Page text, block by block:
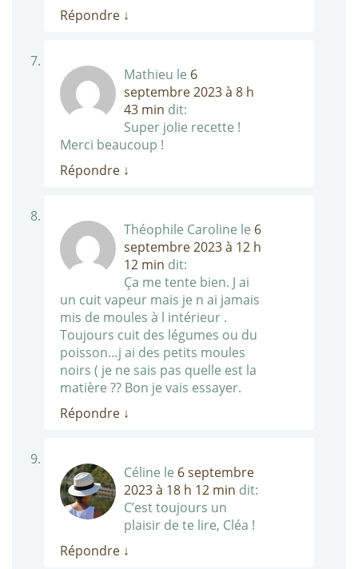
Répondre ↓
Mathieu le 6
septembre 2023 à 8 h
43 min dit:
Super jolie recette !
Merci beaucoup !
Répondre ↓
Théophile Caroline le 6
septembre 2023 à 12 h
12 min dit:
Ça me tente bien. J ai
un cuit vapeur mais je n ai jamais
mis de moules à l intérieur .
Toujours cuit des légumes ou du
poisson…j ai des petits moules
noirs ( je ne sais pas quelle est la
matière ?? Bon je vais essayer.
Répondre ↓
Céline le 6 septembre
2023 à 18 h 12 min dit:
C’est toujours un
plaisir de te lire, Cléa !
Répondre ↓